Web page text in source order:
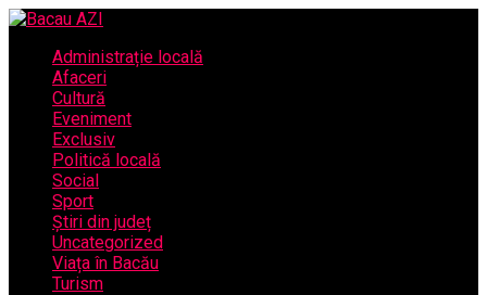
Administrație locală
Afaceri
Cultură
Eveniment
Exclusiv
Politică locală
Social
Sport
Știri din județ
Uncategorized
Viața în Bacău
Turism